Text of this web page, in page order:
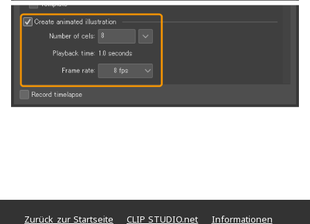
Zurück zur Startseite CLIP STUDIO.net Informationen